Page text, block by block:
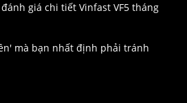
giá chi tiết Vinfast VF5 tháng
mà bạn nhất định phải tránh